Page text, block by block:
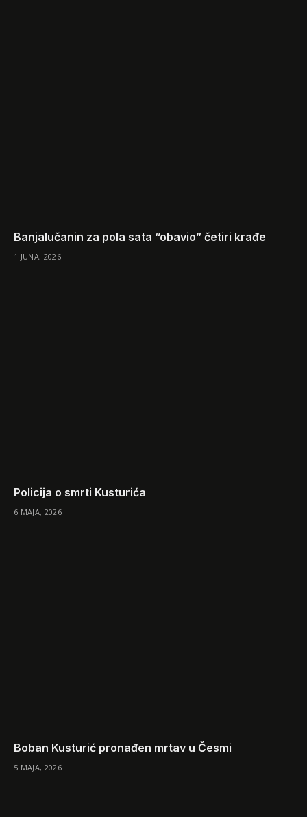
Banjalučanin za pola sata “obavio” četiri krađe
1 JUNA, 2026
Policija o smrti Kusturića
6 MAJA, 2026
Boban Kusturić pronađen mrtav u Česmi
5 MAJA, 2026